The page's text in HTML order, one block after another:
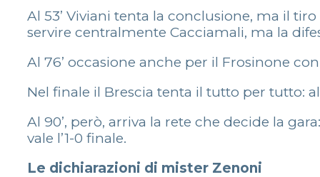
Al 53’ Viviani tenta la conclusione, ma il
servire centralmente Cacciamali, ma la
Al 76’ occasione anche per il Frosinone
Nel finale il Brescia tenta il tutto per tutto:
Al 90’, però, arriva la rete che decide la
vale l’1-0 finale.
Le dichiarazioni di mister Zenoni